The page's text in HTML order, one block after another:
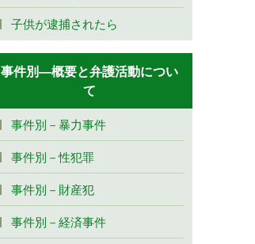
子供が逮捕されたら
事件別―概要と弁護活動につい
て
事件別－暴力事件
事件別－性犯罪
事件別－財産犯
事件別－経済事件